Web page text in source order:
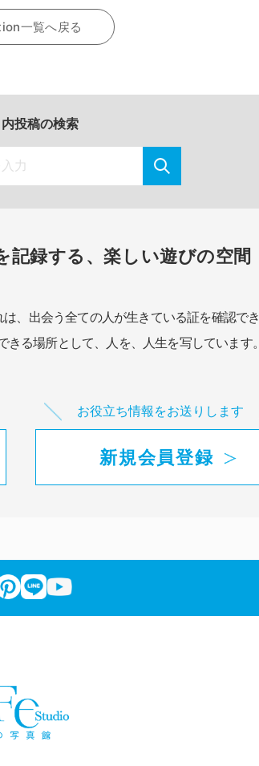
一覧へ戻る
投稿の検索
記録する、楽しい遊びの空間
は、出会う全ての人が生きている証を確認で
る場所として、
人を、人生を写しています。
お役立ち情報をお送りします
新規会員登録